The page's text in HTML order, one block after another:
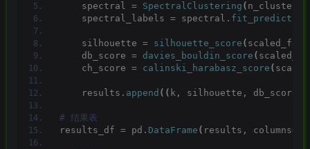
    spectral =
SpectralClustering (
    spectral_labels = spectral.
fit_predict
    silhouette =
silhouette_score (
    db_score =
davies_bouldin_score (
    ch_score =
calinski_harabasz_score (
    results.
append (( k, silhouette, db_score,
# 结果表
results_df = pd. DataFrame ( results, columns=